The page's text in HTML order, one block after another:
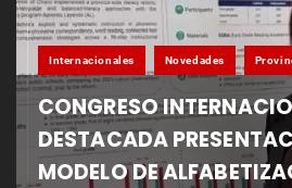
Internacionales Novedades
CONGRESO
DESTACADA
MODELO DE